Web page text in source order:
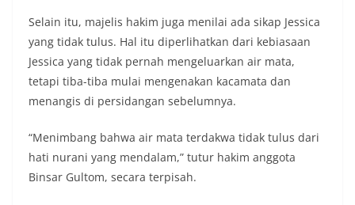
Selain itu, majelis hakim juga menilai ada sikap Jessica
yang tidak tulus. Hal itu diperlihatkan dari kebiasaan
Jessica yang tidak pernah mengeluarkan air mata,
tetapi tiba-tiba mulai mengenakan kacamata dan
menangis di persidangan sebelumnya.
“Menimbang bahwa air mata terdakwa tidak tulus dari
hati nurani yang mendalam,” tutur hakim anggota
Binsar Gultom, secara terpisah.